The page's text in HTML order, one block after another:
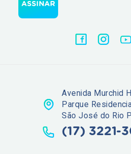
Avenida Murchid
Parque
São José do Rio
(17) 3221-